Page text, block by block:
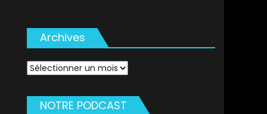
Archives
Archives
NOTRE PODCAST